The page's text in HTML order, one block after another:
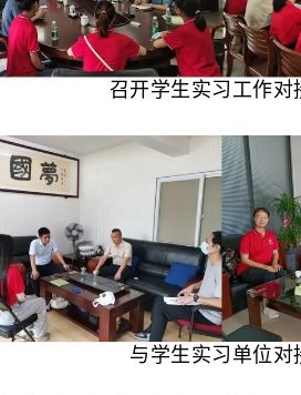
召开学生实习工作对
与学生实习单位对